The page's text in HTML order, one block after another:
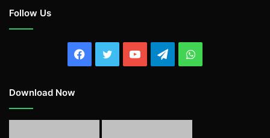
Follow Us
Facebook
TwitterYouTubeTelegramWhatsApp
Download Now